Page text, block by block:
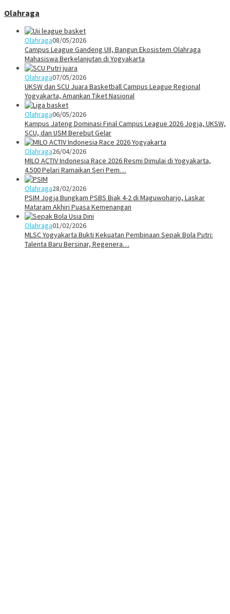
Olahraga
Olahraga08/05/2026
Campus League Gandeng UII, Bangun Ekosistem Olahraga
Mahasiswa Berkelanjutan di Yogyakarta
Olahraga07/05/2026
UKSW dan SCU Juara Basketball Campus League Regional
Yogyakarta, Amankan Tiket Nasional
Olahraga06/05/2026
Kampus Jateng Dominasi Final Campus League 2026 Jogja, UKSW,
SCU, dan USM Berebut Gelar
Olahraga26/04/2026
MILO ACTIV Indonesia Race 2026 Resmi Dimulai di Yogyakarta,
4.500 Pelari Ramaikan Seri Pem…
Olahraga28/02/2026
PSIM Jogja Bungkam PSBS Biak 4-2 di Maguwoharjo, Laskar
Mataram Akhiri Puasa Kemenangan
Olahraga01/02/2026
MLSC Yogyakarta Bukti Kekuatan Pembinaan Sepak Bola Putri:
Talenta Baru Bersinar, Regenera…